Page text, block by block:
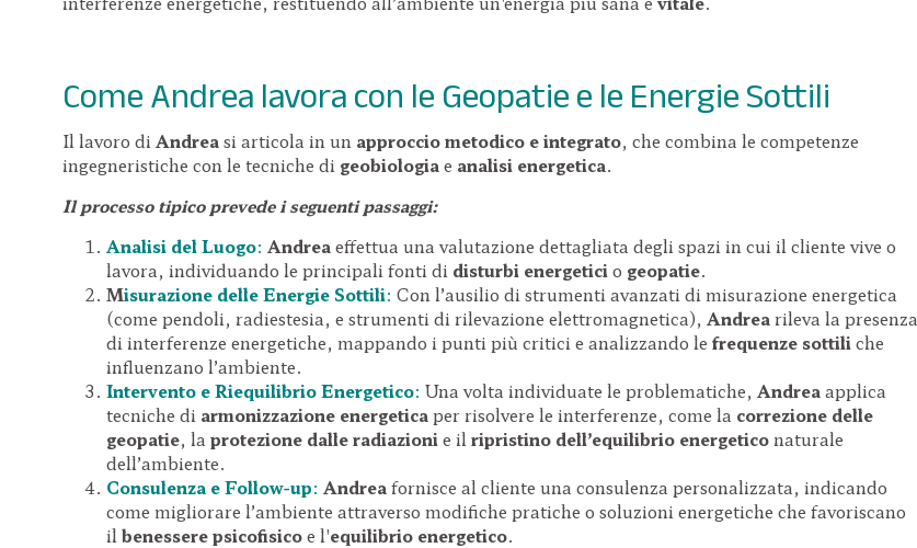
Come Andrea lavora con le Geopatie e le Energie Sottili
Il lavoro di Andreasi articola in un approccio metodico e integrato, che combina le competenze
ingegneristiche con le tecniche di geobiologiae analisi energetica.
Il processo tipico prevede i seguenti passaggi:
Analisi del Luogo: Andreaeffettua una valutazione dettagliata degli spazi in cui il cliente vive o
lavora, individuando le principali fonti di disturbi energetici o geopatie.
Misurazione delle Energie Sottili: Con l’ausilio di strumenti avanzati di misurazione energetica
(come pendoli, radiestesia, e strumenti di rilevazione elettromagnetica), Andrearileva la presenza
di interferenze energetiche, mappando i punti più critici e analizzando le frequenze sottili che
influenzano l’ambiente.
Intervento e Riequilibrio Energetico: Una volta individuate le problematiche, Andreaapplica
tecniche di armonizzazione energeticaper risolvere le interferenze, come la correzione delle
geopatie, la protezione dalle radiazioni e il ripristino dell’equilibrio energeticonaturale
dell’ambiente.
Consulenza e Follow-up: Andreafornisce al cliente una consulenza personalizzata, indicando
come migliorare l’ambiente attraverso modifiche pratiche o soluzioni energetiche che favoriscano
il benessere psicofisicoe l'equilibrio energetico.